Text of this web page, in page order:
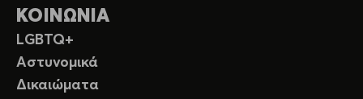
ΚΟΙΝΩΝΙΑ
LGBTQ+
Αστυνομικά
Δικαιώματα